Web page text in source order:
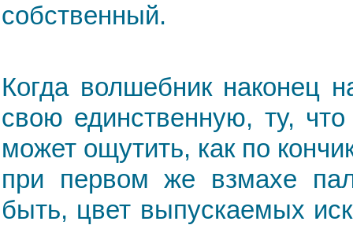
собственный.
Когда волшебник наконец
свою единственную, ту,
может ощутить, как по
при первом же взмахе
быть, цвет выпускаемых